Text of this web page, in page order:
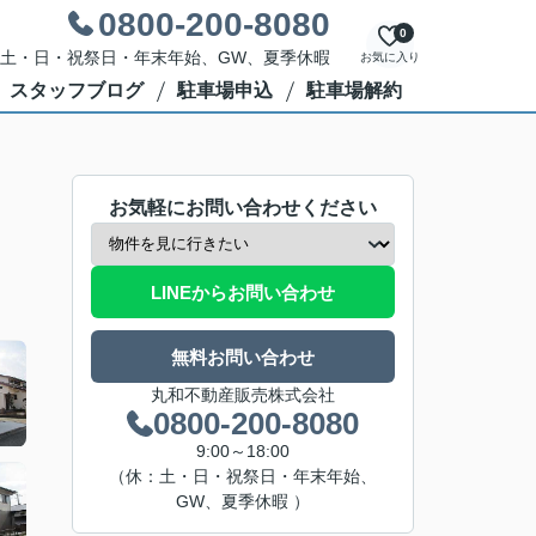
0800-200-8080
日・祝祭日・年末年始、GW、夏季休暇 お気に入り
0
スタッフブログ 駐車場申込 駐車場解約
お気軽にお問い合わせください
LINEからお問い合わせ
無料お問い合わせ
丸和不動産販売株式会社
0800-200-8080
9:00～18:00
（休：土・日・祝祭日・年末年始、
GW、夏季休暇 ）